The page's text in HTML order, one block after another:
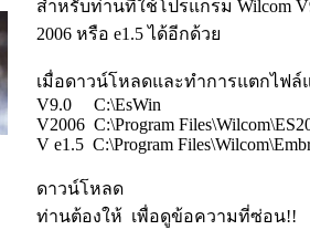
สำหรับท่านที่ใช้โปรแกรม Wilcom
2006 หรือ e1.5 ได้อีกด้วย
เมื่อดาวน์โหลดและทำการแตกไฟล์
V9.0 C:\EsWin
V2006 C:\Program
V e1.5 C:\Program
ดาวน์โหลด
ท่านต้องให้ เพื่อดูข้อความที่ซ่อน!!